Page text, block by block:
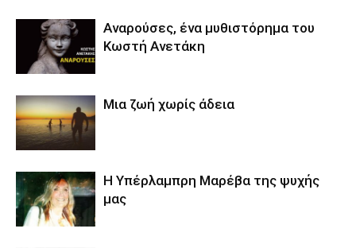
Αναρούσες, ένα μυθιστόρημα του
Κωστή Ανετάκη
Μια ζωή χωρίς άδεια
Η Υπέρλαμπρη Μαρέβα της ψυχής
μας